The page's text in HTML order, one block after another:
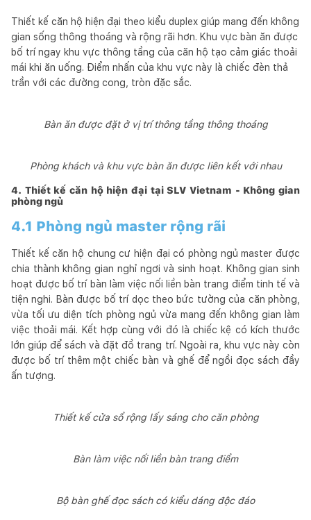
Thiết kế căn hộ hiện đại theo kiểu duplex giúp mang đến không
gian sống thông thoáng và rộng rãi hơn. Khu vực bàn ăn được
bố trí ngay khu vực thông tầng của căn hộ tạo cảm giác thoải
mái khi ăn uống. Điểm nhấn của khu vực này là chiếc đèn thả
trần với các đường cong, tròn đặc sắc.
Bàn ăn được đặt ở vị trí thông tầng thông thoáng
Phòng khách và khu vực bàn ăn được liên kết với nhau
4. Thiết kế căn hộ hiện đại tại SLV Vietnam - Không gian
phòng ngủ
4.1 Phòng ngủ master rộng rãi
Thiết kế căn hộ chung cư hiện đại có phòng ngủ master được
chia thành không gian nghỉ ngơi và sinh hoạt. Không gian sinh
hoạt được bố trí bàn làm việc nối liền bàn trang điểm tinh tế và
tiện nghi. Bàn được bố trí dọc theo bức tường của căn phòng,
vừa tối ưu diện tích phòng ngủ vừa mang đến không gian làm
việc thoải mái. Kết hợp cùng với đó là chiếc kệ có kích thước
lớn giúp để sách và đặt đồ trang trí. Ngoài ra, khu vực này còn
được bố trí thêm một chiếc bàn và ghế để ngồi đọc sách đầy
ấn tượng.
Thiết kế cửa sổ rộng lấy sáng cho căn phòng
Bàn làm việc nối liền bàn trang điểm
Bộ bàn ghế đọc sách có kiểu dáng độc đáo